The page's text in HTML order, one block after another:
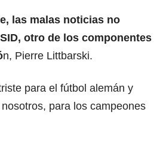
las malas noticias no
otro de los componentes
n, Pierre Littbarski.
para el fútbol alemán y
para los campeones